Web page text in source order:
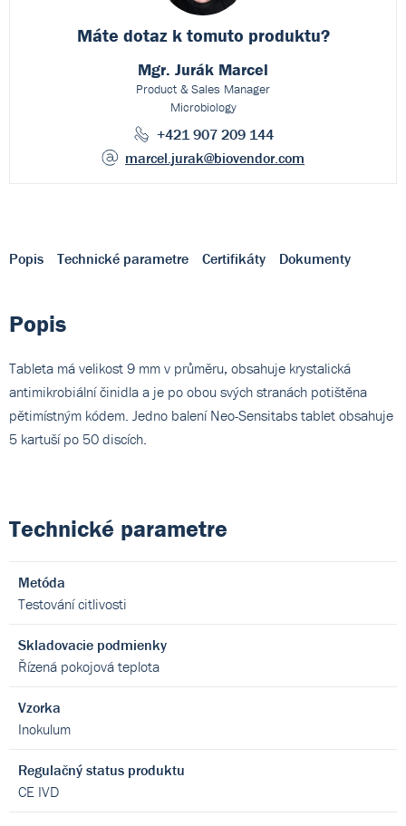
Máte dotaz k tomuto produktu?
Mgr. Jurák Marcel
Product & Sales Manager
Microbiology
+421 907 209 144
marcel.jurak@biovendor.com
Popis Technické parametre Certifikáty Dokumenty
Popis
Tableta má velikost 9 mm v průměru, obsahuje krystalická
antimikrobiální činidla a je po obou svých stranách potištěna
pětimístným kódem. Jedno balení Neo-Sensitabs tablet obsahuje
5 kartuší po 50 discích.
Technické parametre
Metóda
Testování citlivosti
Skladovacie podmienky
Řízená pokojová teplota
Vzorka
Inokulum
Regulačný status produktu
CE IVD